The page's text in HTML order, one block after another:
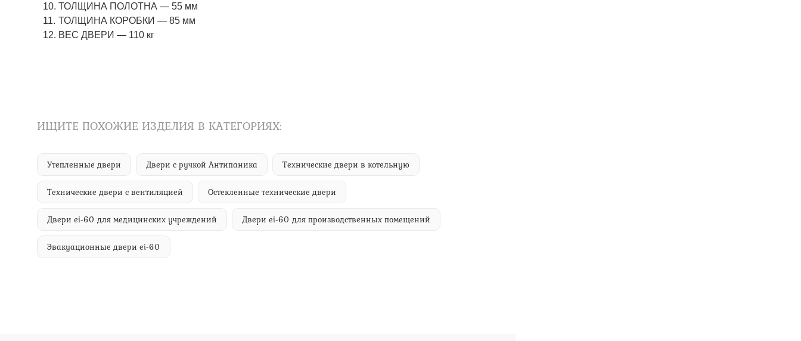
ТОЛЩИНА ПОЛОТНА — 55 мм
ТОЛЩИНА КОРОБКИ — 85 мм
ВЕС ДВЕРИ — 110 кг
ИЩИТЕ ПОХОЖИЕ ИЗДЕЛИЯ В КАТЕГОРИЯХ:
Утепленные двери Двери с ручкой Антипаника Технические двери в котельную
Технические двери с вентиляцией Остекленные технические двери
Двери ei-60 для медицинских учреждений Двери ei-60 для производственных помещений
Эвакуационные двери ei-60